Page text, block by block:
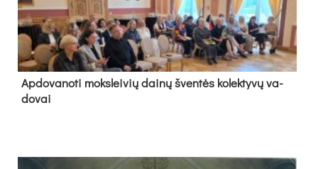
Ap­do­va­no­ti moks­lei­vių dai­nų šven­tės ko­lek­ty­vų va­
do­vai